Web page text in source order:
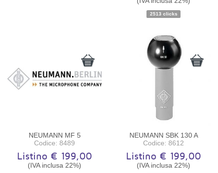
2513 clicks
NEUMANN MF 5
Codice: 8489
Listino € 199,00
(IVA inclusa 22%)
NEUMANN SBK 130 A
Codice: 8612
Listino € 199,00
(IVA inclusa 22%)